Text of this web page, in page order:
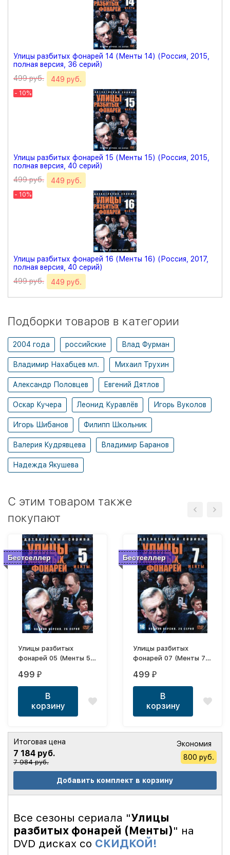
Улицы разбитых фонарей 14 (Менты 14) (Россия, 2015,
полная версия, 36 серий)
499 руб.
449 руб.
- 10%
Улицы разбитых фонарей 15 (Менты 15) (Россия, 2015,
полная версия, 40 серий)
499 руб.
449 руб.
- 10%
Улицы разбитых фонарей 16 (Менты 16) (Россия, 2017,
полная версия, 40 серий)
499 руб.
449 руб.
Подборки товаров в категории
2004 года российские Влад Фурман
Владимир Нахабцев мл. Михаил Трухин
Александр Половцев Евгений Дятлов
Оскар Кучера Леонид Куравлёв Игорь Вуколов
Игорь Шибанов Филипп Школьник
Валерия Кудрявцева Владимир Баранов
Надежда Якушева
C этим товаром также
покупают
Бестселлер
Улицы разбитых
фонарей 05 (Менты 5)
версия, 26 серий)
499 ₽
В
корзину
Бестселлер
Улицы разбитых
фонарей 07 (Менты 7)
версия, 26 серий)
499 ₽
В
корзину
Итоговая цена
7 184 руб.
7 984 руб.
Экономия
800 руб.
Добавить комплект в корзину
Все сезоны сериала "Улицы
разбитых фонарей (Менты)" на
DVD дисках со СКИДКОЙ!